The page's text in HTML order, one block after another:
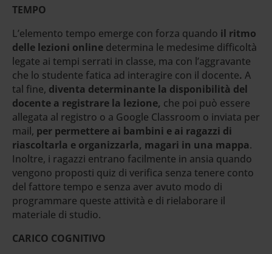
TEMPO
L’elemento tempo emerge con forza quando il ritmo
delle lezioni online determina le medesime difficoltà
legate ai tempi serrati in classe, ma con l’aggravante
che lo studente fatica ad interagire con il docente. A
tal fine, diventa determinante la disponibilità del
docente a registrare la lezione, che poi può essere
allegata al registro o a Google Classroom o inviata per
mail, per permettere ai bambini e ai ragazzi di
riascoltarla e organizzarla, magari in una mappa.
Inoltre, i ragazzi entrano facilmente in ansia quando
vengono proposti quiz di verifica senza tenere conto
del fattore tempo e senza aver avuto modo di
programmare queste attività e di rielaborare il
materiale di studio.
CARICO COGNITIVO